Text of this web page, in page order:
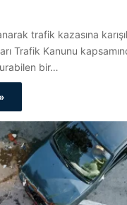
trafik kazasına
Trafik Kanunu
bir…